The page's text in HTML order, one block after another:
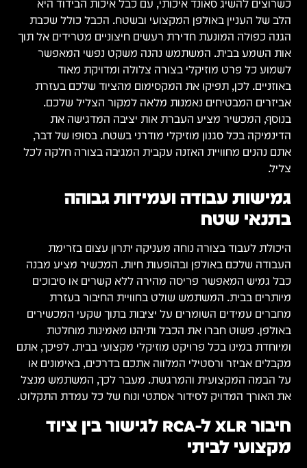
כשרוצים להשיג סאונד איכותי, עם כבל איכות הבידוד היא
הלב של העניין באולפן המקצועי ובשטח. הכבל כולל שכבת
הגנה כפולה המונעת חדירת רעשים חיצוניים מטרידים אל תוך
אות השמע בבית. המשתמש נהנה משקט נפשי המאפשר
לשמוע כל פרט מוזיקלי בצורה צלולה ומדויקת מאוד
באוזניים. לכן, תפיקו את המקסימום מהציוד שלכם בעזרת
אביזרים המבטיחים נאמנות מלאה למקור הצליל שלכם.
בנוסף, המכשיר מציע העברת אות יציבה המדגישה את
הדינמיקה בכל סגנון מוזיקלי מודרני בשטח. בסופו של דבר,
אתם נהנים מחוויית האזנה עקבית המגיבה בצורה חלקה לכל
צליל.
גמישות עבודה ועמידות גבוהה
בתנאי שטח
היכולת לעבוד בצורה נוחה מעניקה יתרון עצום בזרימת
העבודה שלכם באולפן ובהופעות חיות. המכשיר מציע מבנה
כבל גמיש המאפשר פריסה מהירה ללא קשרים או סיבוכים
מיותרים בבית. המשתמש שולט בחוויית החיבור בעזרת
מחברים עמידים השומרים על יציבות בתוך שקעי המכשירים
באולפן. פשוט חברו את הכבל ותיהנו מאמינות מוחלטת
ומיוחדת במינו בכל פרויקט מוזיקלי מקצועי בבית. לפיכך, אתם
מקבלים אביזר ורסטילי המלווה אתכם בדרכים, באימונים או
על הבמה המקצועית והמרגשת. מעבר לכך, המשתמש מנצל
את האורך המדויק לסידור אסתטי ונוח של כל עמדת התקלוט.
חיבור XLR ל-RCA לגישור בין ציוד
מקצועי לביתי